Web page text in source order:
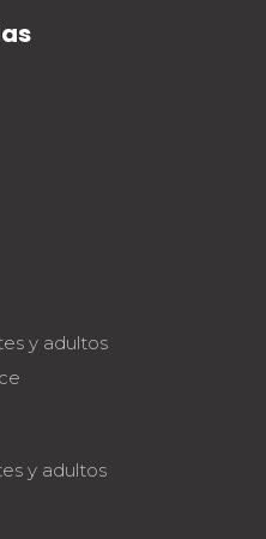
y adultos
y adultos